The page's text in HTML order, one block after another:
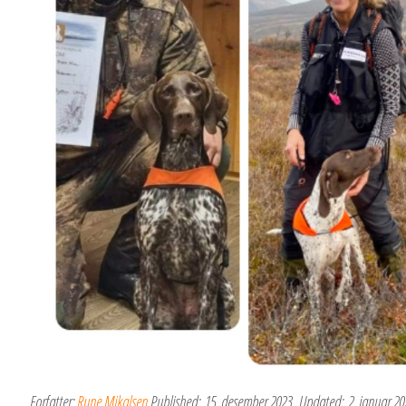
Forfatter:Rune MikalsenPublished: 15. desember 2023 Updated: 2. januar